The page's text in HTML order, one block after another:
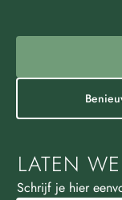
LATEN
Schrijf je hier